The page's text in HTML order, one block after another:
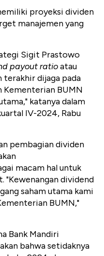
proyeksi dividen
manajemen yang
Sigit Prastowo
payout ratioatau
terakhir dijaga pada
Kementerian BUMN
katanya dalam
IV-2024, Rabu
pembagian dividen
macam hal untuk
"Kewenangan dividend
saham utama kami
BUMN,"
Bank Mandiri
bahwa setidaknya